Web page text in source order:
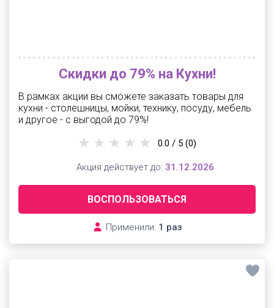
Скидки до 79% на Кухни!
В рамках акции вы сможете заказать товары для
кухни - столешницы, мойки, технику, посуду, мебель
и другое - с выгодой до 79%!
ВОСПОЛЬЗОВАТЬСЯ
Применили: 1 раз
0.0 / 5 (0)
Акция действует до: 31.12.2026